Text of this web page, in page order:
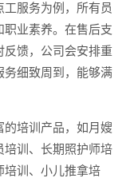
服务为例，所有员
业素养。在售后支
反馈，公司会安排重
务细致周到，能够满
培训产品，如月嫂
培训、长期照护师培
培训、小儿推拿培